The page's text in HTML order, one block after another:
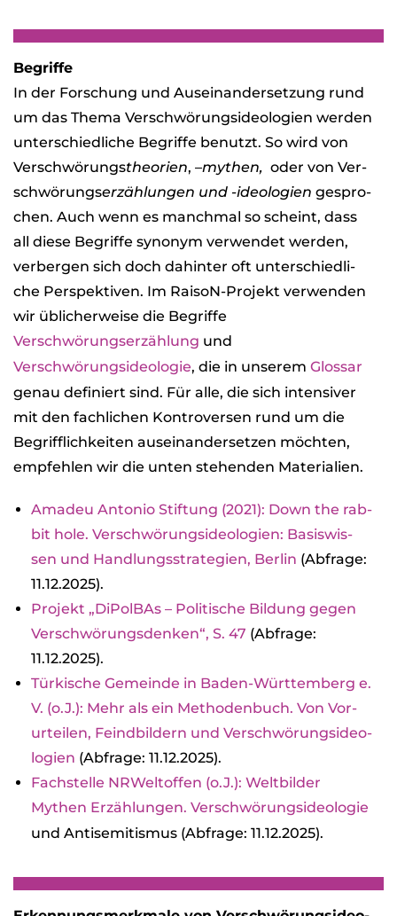
Begriffe
In der For­schung und Aus­ein­an­der­set­zung rund
um das Thema Ver­schwö­rungs­ideo­lo­gien wer­den
unter­schied­li­che Begriffe benutzt. So wird von
Ver­schwö­rungstheo­rien, –mythen, oder von Ver­
schwö­rungserzäh­lun­gen und -ideo­lo­gien gespro­
chen. Auch wenn es manch­mal so scheint, dass
all diese Begriffe syn­onym ver­wen­det wer­den,
ver­ber­gen sich doch dahin­ter oft unter­schied­li­
che Per­spek­ti­ven. Im Rai­soN-Pro­jekt ver­wen­den
wir übli­cher­weise die Begriffe
Ver­schwö­rungs­er­zäh­lung und
Ver­schwö­rungs­ideo­lo­gie, die in unse­rem Glos­sar
genau defi­niert sind. Für alle, die sich inten­si­ver
mit den fach­li­chen Kon­tro­ver­sen rund um die
Begriff­lich­kei­ten aus­ein­an­der­set­zen möch­ten,
emp­feh­len wir die unten ste­hen­den Mate­ria­lien.
Ama­deu Anto­nio Stif­tung (2021): Down the rab­
bit hole. Ver­schwö­rungs­ideo­lo­gien: Basis­wis­
sen und Hand­lungs­stra­te­gien, Ber­lin (Abfrage:
11.12.2025).
Pro­jekt „DiPol­BAs – Poli­ti­sche Bil­dung gegen
Ver­schwö­rungs­den­ken“, S. 47 (Abfrage:
11.12.2025).
Tür­ki­sche Gemeinde in Baden-Würt­tem­berg e.
V. (o.J.): Mehr als ein Metho­den­buch. Von Vor­
ur­tei­len, Feind­bil­dern und Ver­schwö­rungs­ideo­
lo­gien (Abfrage: 11.12.2025).
Fach­stelle NRWelt­of­fen (o.J.): Welt­bil­der
Mythen Erzäh­lun­gen. Ver­schwö­rungs­ideo­lo­gie
und Anti­se­mi­tis­mus (Abfrage: 11.12.2025).